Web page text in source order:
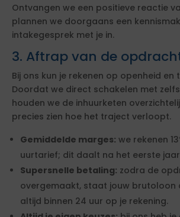
Ontvangen we een positieve reactie
plannen we doorgaans een
intakegesprek met je in.
3. Aftrap van de
Bij ons kun je rekenen op openheid en
Doordat we direct schakelen met
houden we de inhuurketen
precies zien hoe het traject verloopt.
Gemiddelde marges: we rekenen
uurtarief; dit daalt na het eerste jaar
Supersnelle betaling: zodra de
overgemaakt, staat jouw brutoloon
altijd binnen 24 uur op je rekening.